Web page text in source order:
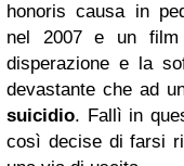
honoris causa in
nel 2007 e un
disperazione e la
devastante che ad
suicidio. Fallì in
così decise di farsi